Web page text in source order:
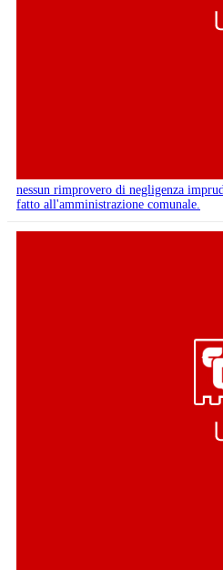
nessun rimprovero di negligenza
fatto all'amministrazione comunale.